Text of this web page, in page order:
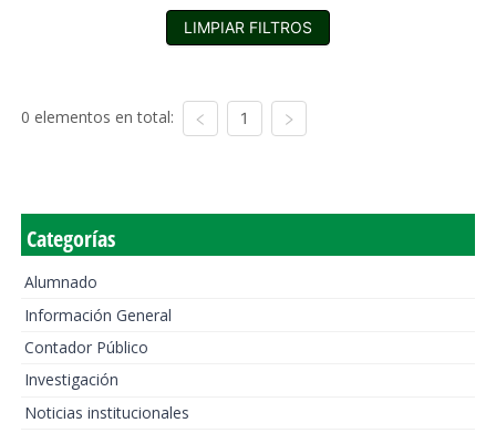
LIMPIAR FILTROS
0 elementos en total: 1
Categorías
Alumnado
Información General
Contador Público
Investigación
Noticias institucionales